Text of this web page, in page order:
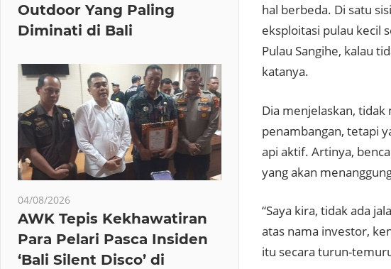
hal berbeda. Di satu
eksploitasi pulau kecil
Pulau Sangihe, kalau
katanya.
Dia menjelaskan,
penambangan, tetapi
api aktif. Artinya,
yang akan
“Saya kira, tidak ada
atas nama investor,
itu secara turun-
Outdoor Yang Paling
Diminati di Bali
04/08/2026
AWK Tepis Kekhawatiran
Para Pelari Pasca Insiden
‘Bali Silent Disco’ di